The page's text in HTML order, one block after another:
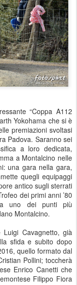
“Coppa A112
Yokohama che si è
premiazioni svoltasi
Padova. Saranno sei
a loro dedicata,
a Montalcino nelle
una gara nella gara,
quegli equipaggi
antico sugli sterrati
dei primi anni ’80
uno dei punti più
Montalcino.
Cavagnetto, già
sfida e subito dopo
quello formato dal
Pollini; toccherà
Enrico Canetti che
Filippo Fiora